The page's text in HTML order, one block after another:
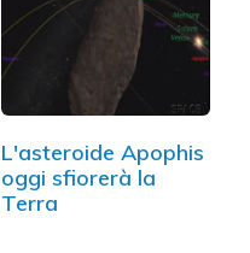
L'asteroide Apophis
oggi sfiorerà la
Terra